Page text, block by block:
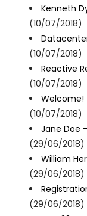
Kenneth
(10/07/2018)
(10/07/2018)
Reactive
(10/07/2018)
Welcome!
(10/07/2018)
Jane Doe -
(29/06/2018)
William
(29/06/2018)
(29/06/2018)